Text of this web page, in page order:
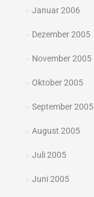
Januar 2006
Dezember 2005
November 2005
Oktober 2005
September 2005
August 2005
Juli 2005
Juni 2005